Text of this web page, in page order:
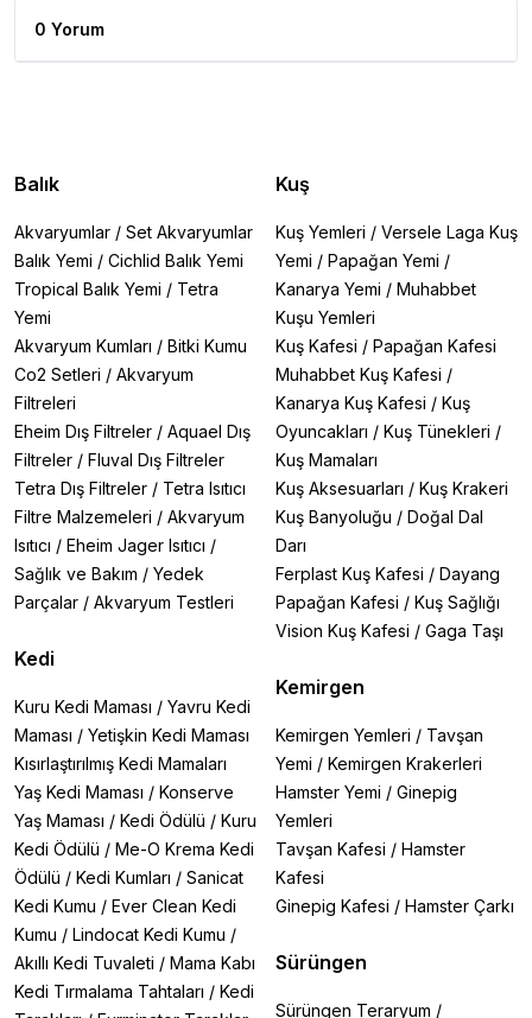
0 Yorum
Balık
Akvaryumlar / Set Akvaryumlar
Balık Yemi / Cichlid Balık Yemi
Tropical Balık Yemi / Tetra
Yemi
Akvaryum Kumları / Bitki Kumu
Co2 Setleri / Akvaryum
Filtreleri
Eheim Dış Filtreler / Aquael Dış
Filtreler / Fluval Dış Filtreler
Tetra Dış Filtreler / Tetra Isıtıcı
Filtre Malzemeleri / Akvaryum
Isıtıcı / Eheim Jager Isıtıcı /
Sağlık ve Bakım / Yedek
Parçalar / Akvaryum Testleri
Kedi
Kuru Kedi Maması / Yavru Kedi
Maması / Yetişkin Kedi Maması
Kısırlaştırılmış Kedi Mamaları
Yaş Kedi Maması / Konserve
Yaş Maması / Kedi Ödülü / Kuru
Kedi Ödülü / Me-O Krema Kedi
Ödülü / Kedi Kumları / Sanicat
Kedi Kumu / Ever Clean Kedi
Kumu / Lindocat Kedi Kumu /
Akıllı Kedi Tuvaleti / Mama Kabı
Kedi Tırmalama Tahtaları / Kedi
Kuş
Kuş Yemleri / Versele Laga Kuş
Yemi / Papağan Yemi /
Kanarya Yemi / Muhabbet
Kuşu Yemleri
Kuş Kafesi / Papağan Kafesi
Muhabbet Kuş Kafesi /
Kanarya Kuş Kafesi / Kuş
Oyuncakları / Kuş Tünekleri /
Kuş Mamaları
Kuş Aksesuarları / Kuş Krakeri
Kuş Banyoluğu / Doğal Dal
Darı
Ferplast Kuş Kafesi / Dayang
Papağan Kafesi / Kuş Sağlığı
Vision Kuş Kafesi / Gaga Taşı
Kemirgen
Kemirgen Yemleri / Tavşan
Yemi / Kemirgen Krakerleri
Hamster Yemi / Ginepig
Yemleri
Tavşan Kafesi / Hamster
Kafesi
Ginepig Kafesi / Hamster Çarkı
Sürüngen
Sürüngen Teraryum /